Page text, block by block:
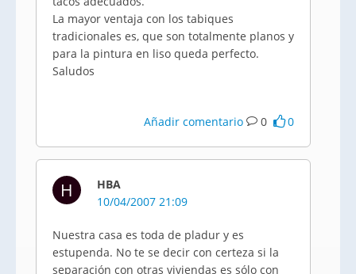
La mayor ventaja con los tabiques
tradicionales es, que son totalmente planos y
para la pintura en liso queda perfecto.
Saludos
Añadir comentario 0 0
H
HBA
10/04/2007 21:09
Nuestra casa es toda de pladur y es
estupenda. No te se decir con certeza si la
separación con otras viviendas es sólo con